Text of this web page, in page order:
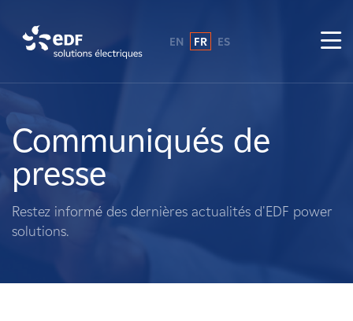
A propos de nous
Ce que nous faisons
Propriétaires fonciers
EN FR ES
Communiqués de
presse
Restez informé des dernières actualités d'EDF power
solutions.